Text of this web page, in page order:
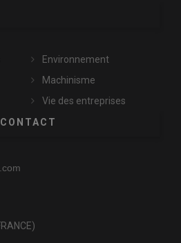
Environnement
Machinisme
Vie des entreprises